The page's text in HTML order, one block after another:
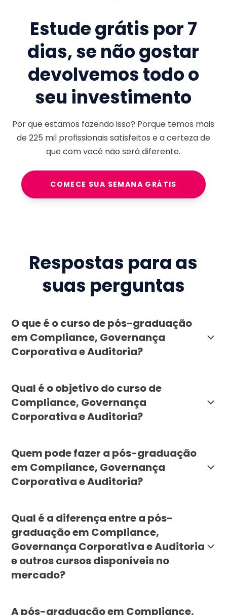
Estude grátis por 7
dias, se não gostar
devolvemos todo o
seu investimento
Por que estamos fazendo isso? Porque temos mais
de225 milprofissionais satisfeitos e a certeza de
que com você não será diferente.
COMECE SUA SEMANA GRÁTIS
Respostas para as
suas perguntas
O que é o curso de pós-graduação
em Compliance, Governança
Corporativa e Auditoria?
Qual é o objetivo do curso de
Compliance, Governança
Corporativa e Auditoria?
Quem pode fazer a pós-graduação
em Compliance, Governança
Corporativa e Auditoria?
Qual é a diferença entre a pós-
graduação em Compliance,
Governança Corporativa e Auditoria
e outros cursos disponíveis no
mercado?
A pós-graduação em Compliance,